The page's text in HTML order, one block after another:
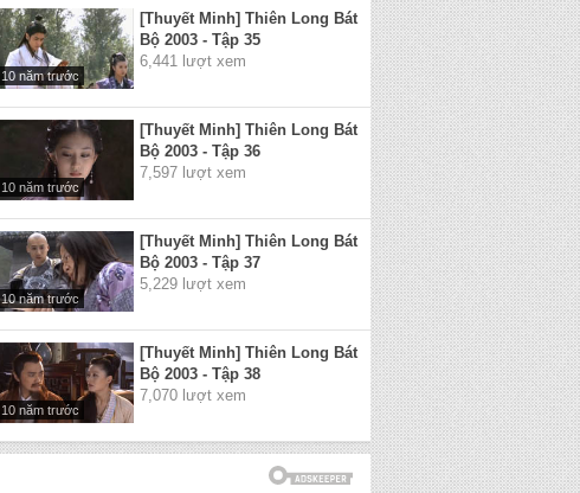
10 năm trước
[Thuyết Minh] Thiên Long Bát
Bộ 2003 - Tập 35
6,441 lượt xem
10 năm trước
[Thuyết Minh] Thiên Long Bát
Bộ 2003 - Tập 36
7,597 lượt xem
10 năm trước
[Thuyết Minh] Thiên Long Bát
Bộ 2003 - Tập 37
5,229 lượt xem
10 năm trước
[Thuyết Minh] Thiên Long Bát
Bộ 2003 - Tập 38
7,070 lượt xem